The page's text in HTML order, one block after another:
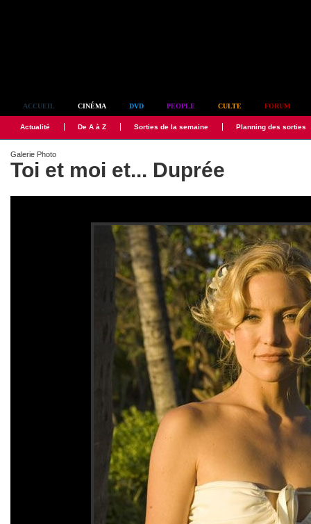
ACCUEIL CINÉMA DVD PEOPLE CULTE FORUM
Actualité De A à Z Sorties de la semaine Planning des sorties
Galerie Photo
Toi et moi et... Duprée